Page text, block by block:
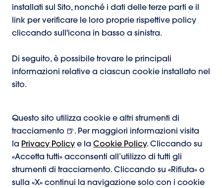
installati sul Sito, nonché i dati delle terze parti e il
link per verificare le loro proprie rispettive policy
cliccando sull'icona in basso a sinistra.
Di seguito, è possibile trovare le principali
informazioni relative a ciascun cookie installato nel
sito.
Questo sito utilizza cookie e altri strumenti di
tracciamento 🍺. Per maggiori informazioni visita
la Privacy Policy e la Cookie Policy. Cliccando su
«Accetta tutti» acconsenti all’utilizzo di tutti gli
strumenti di tracciamento. Cliccando su «Rifiuta» o
sulla «X» continui la navigazione solo con i cookie